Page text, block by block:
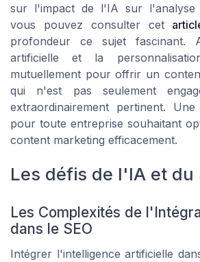
sur l'impact de l'IA sur l'analyse
vous pouvez consulter cet
profondeur ce sujet fascinant.
artificielle et la
mutuellement pour offrir un
qui n'est pas seulement
extraordinairement pertinent. Une
pour toute entreprise souhaitant
content marketing efficacement.
Les défis de l'IA et du
Les Complexités de
dans le SEO
Intégrer l'intelligence artificielle